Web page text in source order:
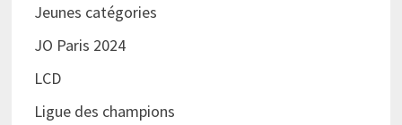
Jeunes catégories
JO Paris 2024
LCD
Ligue des champions